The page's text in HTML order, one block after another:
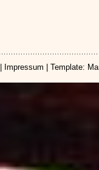
Impressum | Template: